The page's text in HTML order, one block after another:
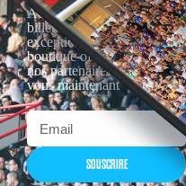
Actualités, nouveautés,
billetterie, remises
exceptionnelles dans la
boutique officielles & chez
nos partenaires… Inscrivez-
vous maintenant
SOUSCRIRE